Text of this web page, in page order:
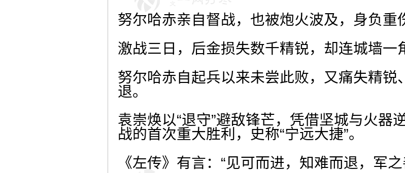
努尔哈赤亲自督战，也被炮火波及，身负重
激战三日，后金损失数千精锐，却连城墙一
努尔哈赤自起兵以来未尝此败，又痛失精锐
退。
袁崇焕以“退守”避敌锋芒，凭借坚城与火器
战的首次重大胜利，史称“宁远大捷”。
《左传》有言：“见可而进，知难而退，军